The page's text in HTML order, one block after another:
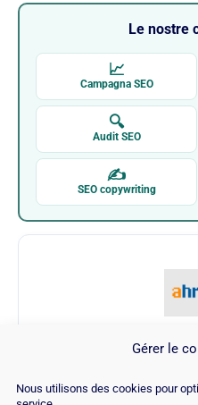
Gérer le
Nous utilisons des cookies pour
Le nostre
📈
Campagna SEO
🔍
Audit SEO
✍
SEO copywriting